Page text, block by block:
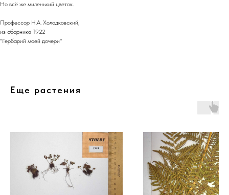
Но всё же миленький цветок.
Профессор Н.А. Холодковский,
из сборника 1922
"Гербарий моей дочери"
Еще растения